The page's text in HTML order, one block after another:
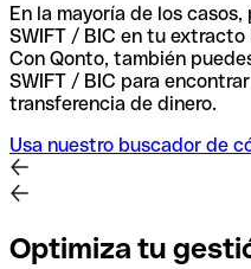
En la mayoría de los
SWIFT / BIC en tu extracto
Con Qonto, también
SWIFT / BIC para
transferencia de dinero.
Usa nuestro buscador de
Optimiza tu